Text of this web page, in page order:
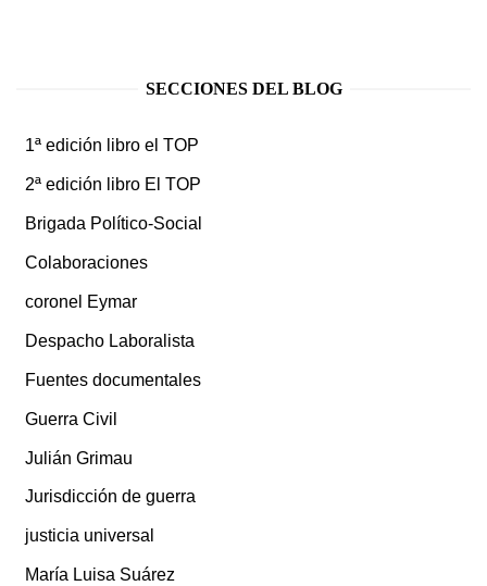
SECCIONES DEL BLOG
1ª edición libro el TOP
2ª edición libro El TOP
Brigada Político-Social
Colaboraciones
coronel Eymar
Despacho Laboralista
Fuentes documentales
Guerra Civil
Julián Grimau
Jurisdicción de guerra
justicia universal
María Luisa Suárez